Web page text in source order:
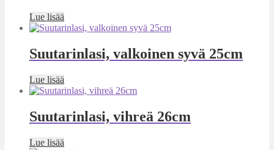
Lue lisää
Suutarinlasi, valkoinen syvä 25cm
Lue lisää
Suutarinlasi, vihreä 26cm
Lue lisää